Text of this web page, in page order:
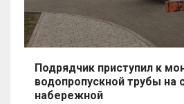
Подрядчик приступил к
водопропускной трубы на
набережной